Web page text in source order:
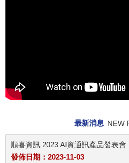
最新消息 NEW
順喜資訊 2023 AI資通訊產品發表會
發佈日期：2023-11-03